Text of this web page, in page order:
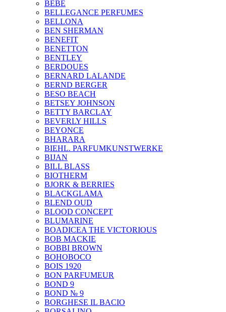
BEBE
BELLEGANCE PERFUMES
BELLONA
BEN SHERMAN
BENEFIT
BENETTON
BENTLEY
BERDOUES
BERNARD LALANDE
BERND BERGER
BESO BEACH
BETSEY JOHNSON
BETTY BARCLAY
BEVERLY HILLS
BEYONCE
BHARARA
BIEHL. PARFUMKUNSTWERKE
BIJAN
BILL BLASS
BIOTHERM
BJORK & BERRIES
BLACKGLAMA
BLEND OUD
BLOOD CONCEPT
BLUMARINE
BOADICEA THE VICTORIOUS
BOB MACKIE
BOBBI BROWN
BOHOBOCO
BOIS 1920
BON PARFUMEUR
BOND 9
BOND № 9
BORGHESE IL BACIO